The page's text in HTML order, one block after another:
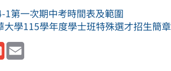
1第一次期中考時間表及範圍
大學115學年度學士班特殊選才招生簡章
Gmail